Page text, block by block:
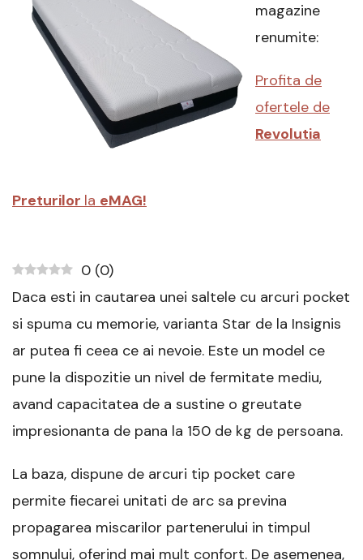
Star
de
Insignis
:
Review
complet
magazine
renumite:
Profita de
ofertele de
Revolutia
Preturilor la eMAG!
0 (0)
Daca esti in cautarea unei saltele cu arcuri pocket
si spuma cu memorie, varianta Star de la Insignis
ar putea fi ceea ce ai nevoie. Este un model ce
pune la dispozitie un nivel de fermitate mediu,
avand capacitatea de a sustine o greutate
impresionanta de pana la 150 de kg de persoana.
La baza, dispune de arcuri tip pocket care
permite fiecarei unitati de arc sa previna
propagarea miscarilor partenerului in timpul
somnului, oferind mai mult confort. De asemenea,